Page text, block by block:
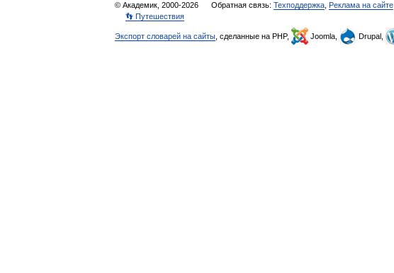
© Академик, 2000-2026 Обратная связь: Техподдержка Реклама на сайте
👣 Путешествия
Экспорт словарей на сайты , сделанные на PHP, Joomla, Drupal,